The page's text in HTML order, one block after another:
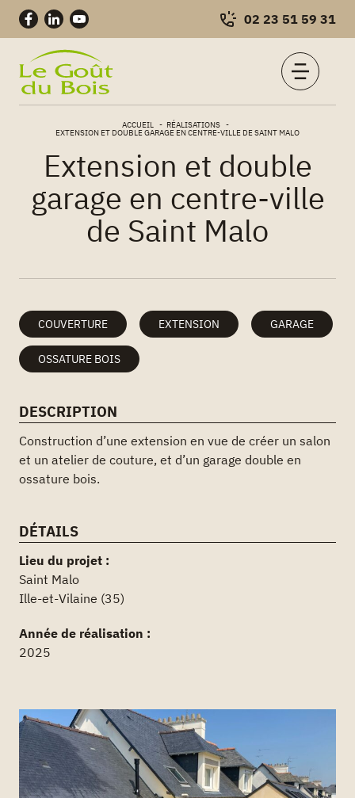
02 23 51 59 31
Charpentes
ACCUEIL RÉALISATIONS
EXTENSION ET DOUBLE GARAGE EN CENTRE-VILLE DE SAINT MALO
Extension et double
garage en centre-ville
de Saint Malo
COUVERTURE EXTENSION GARAGE
OSSATURE BOIS
DESCRIPTION
Construction d’une extension en vue de créer un salon
et un atelier de couture, et d’un garage double en
ossature bois.
DÉTAILS
Lieu du projet :
Saint Malo
Ille-et-Vilaine (35)
Année de réalisation :
2025